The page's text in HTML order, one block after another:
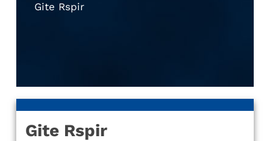
Gite Rspir
Gite Rspir